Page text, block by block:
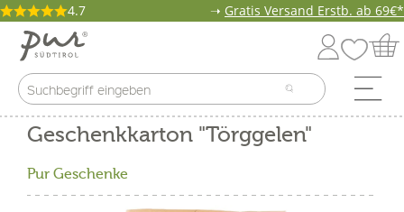
4.7 ➝ Gratis Versand Erstb. ab 69€*
Geschenkkarton "Törggelen"
Pur Geschenke